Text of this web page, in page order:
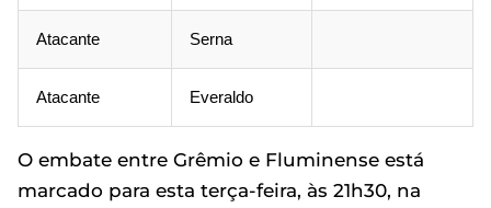
Atacante Serna
Atacante Everaldo
O embate entre Grêmio e Fluminense está
marcado para esta terça-feira, às 21h30, na